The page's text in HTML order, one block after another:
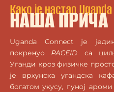
Како је настао
НАША ПРИЧА
Uganda Connect је
покренуо PACEID са
Уганди кроз физичке
је врхунска угандска
богатом укусу, пуној